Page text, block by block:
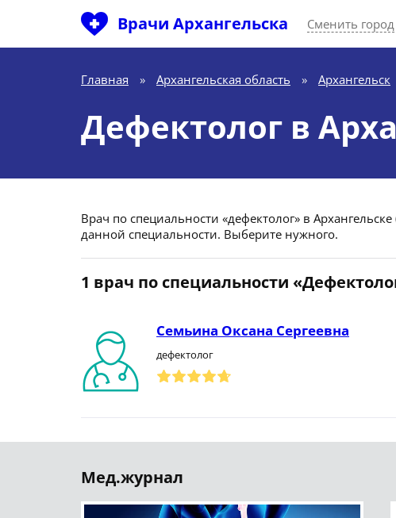
Врачи Архангельска Сменить город
Главная » Архангельская область » Архангельск
Дефектолог в
Врач по специальности «дефектолог» в
данной специальности. Выберите нужного.
1 врач по специальности
Семьина Оксана Сергеевна
дефектолог
Мед.журнал